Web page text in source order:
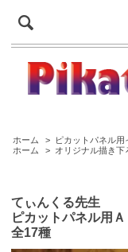
ホーム > ピカットパネル
ホーム
> オリジナル描き下
てぃんくる先生
ピカットパネル用
全17種